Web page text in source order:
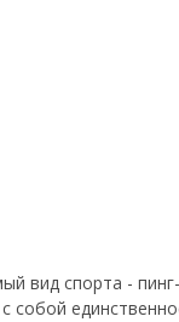
вид спорта - пинг-
собой